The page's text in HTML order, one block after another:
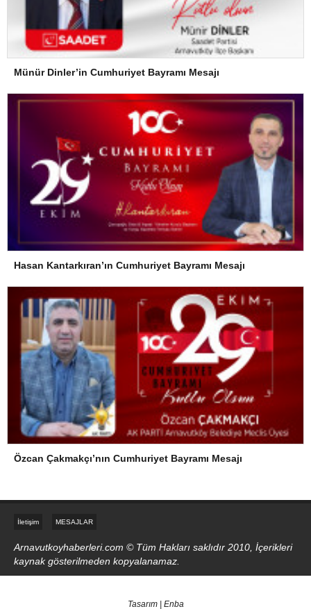
Münür Dinler’in Cumhuriyet Bayramı Mesajı
Hasan Kantarkıran’ın Cumhuriyet Bayramı Mesajı
Özcan Çakmakçı’nın Cumhuriyet Bayramı Mesajı
İletişim MESAJLAR
Arnavutkoyhaberleri.com © Tüm Hakları saklıdır 2010, İçerikleri
kaynak gösterilmeden kopyalanamaz.
Tasarım | Enba